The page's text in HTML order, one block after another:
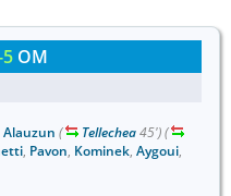
OM
Alauzun ( Tellechea45')(
, Pavon, Kominek, Aygoui,